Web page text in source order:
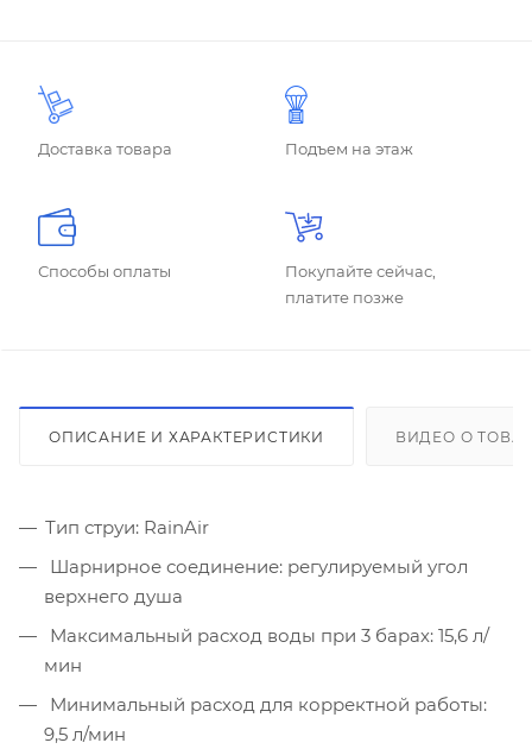
Доставка товара Подъем на этаж
Способы оплаты
Покупайте сейчас,
платите позже
ОПИСАНИЕ И ХАРАКТЕРИСТИКИ ВИДЕО О
Тип струи: RainAir
Шарнирное соединение: регулируемый угол
верхнего душа
Максимальный расход воды при 3 барах: 15,6 л/
мин
Минимальный расход для корректной работы:
9,5 л/мин